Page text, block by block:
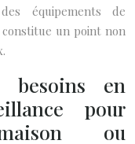
équipements de
un point non
besoins en
pour
ou